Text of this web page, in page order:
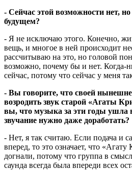
- Сейчас этой возможности нет,
будущем?
- Я не исключаю этого. Конечно,
вещь, и многое в ней происходит
рассчитываю на это, но головой
возможно, почему бы и нет. Когда-
сейчас, потому что сейчас у меня
- Вы говорите, что своей
возродить звук старой «Агаты
вы, что музыка за эти годы ушла
звучание нужно даже доработать?
- Нет, я так считаю. Если подача и
вперед, то это означает, что
догнали, потому что группа в
саунда всегда была впереди всех